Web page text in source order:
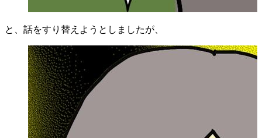
と、話をすり替えようとしましたが、